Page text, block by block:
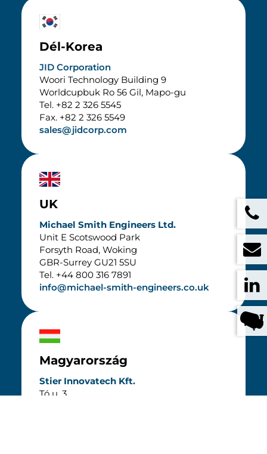
Dél-Korea
JID Corporation
Woori Technology Building 9
Worldcupbuk Ro 56 Gil, Mapo-gu
Tel. +82 2 326 5545
Fax. +82 2 326 5549
sales@jidcorp.com
UK
Michael Smith Engineers Ltd.
Unit E Scotswood Park
Forsyth Road, Woking
GBR-Surrey GU21 5SU
Tel. +44 800 316 7891
info@michael-smith-engineers.co.uk
Magyarország
Stier Innovatech Kft.
Tó u. 3.